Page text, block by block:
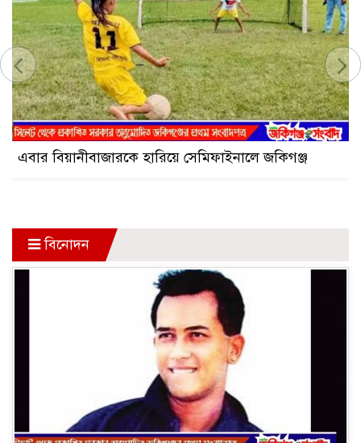
জকিগঞ্জে ৪ হাজার পিস ইয়াবাসহ
একজন গ্রেপ্তার
এবার বিয়ানীবাজারকে হারিয়ে সেমিফাইনালে জকিগঞ্জ
বিনোদন